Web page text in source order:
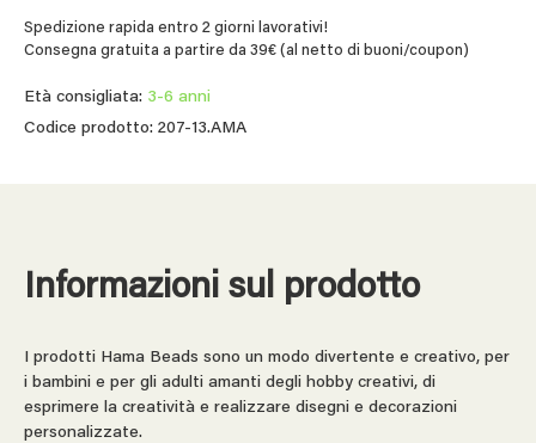
Spedizione rapida entro 2 giorni lavorativi!
Consegna gratuita a partire da 39€ (al netto di buoni/coupon)
Età consigliata: 3-6 anni
Codice prodotto: 207-13.AMA
Informazioni sul prodotto
I prodotti Hama Beads sono un modo divertente e creativo, per
i bambini e per gli adulti amanti degli hobby creativi, di
esprimere la creatività e realizzare disegni e decorazioni
personalizzate.